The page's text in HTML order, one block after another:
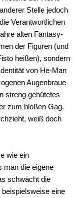
Stelle jedoch
Verantwortlichen
alten Fantasy-
der Figuren (und
heißen), sondern
von He-Man
Augenbraue
streng gehütetes
zum bloßen Gag.
weiß doch
wie ein
man die eigene
schwächt die
eine